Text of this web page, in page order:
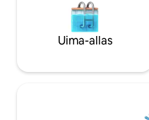
Uima-allas